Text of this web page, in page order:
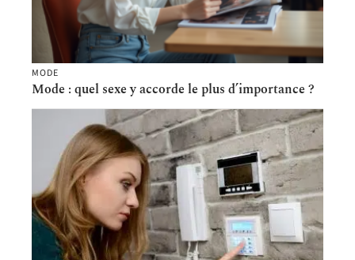
MODE
Mode : quel sexe y accorde le plus d’importance ?